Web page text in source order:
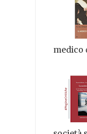
medico